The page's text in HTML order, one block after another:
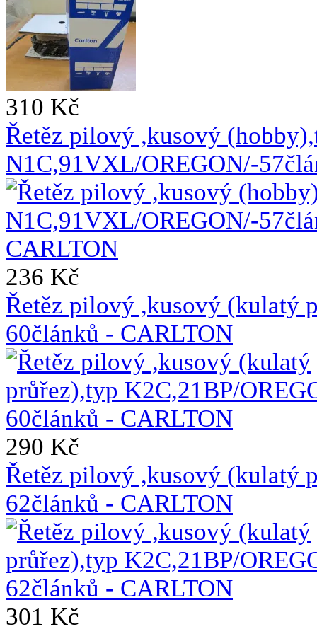
310 Kč
Řetěz pilový ,kusový
N1C,91VXL/OREGON/-
236 Kč
Řetěz pilový ,kusový (kulatý
60článků - CARLTON
290 Kč
Řetěz pilový ,kusový (kulatý
62článků - CARLTON
301 Kč